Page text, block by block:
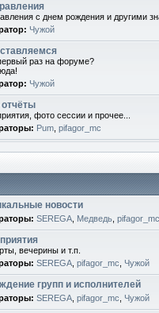
с днем рождения и другими
Чужой
раз на форуме?
Чужой
фото сессии и прочее...
Pum pifagor_mc
новости
SEREGA Медведь pifagor_mc
вечерины и т.п.
SEREGA pifagor_mc Чужой
групп и исполнителей
SEREGA pifagor_mc Чужой